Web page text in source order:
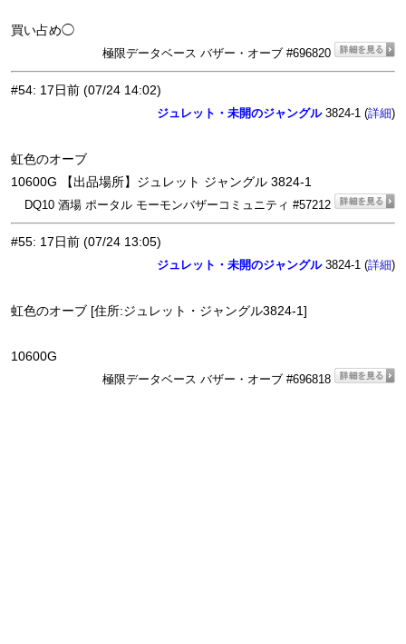
買い占め◯
極限データベース バザー・オーブ #696820
#54: 17日前 (07/24 14:02)
ジュレット・未開のジャングル3824-1 (詳細)
虹色のオーブ
10600G 【出品場所】ジュレット ジャングル 3824-1
DQ10 酒場 ポータル モーモンバザーコミュニティ #57212
#55: 17日前 (07/24 13:05)
ジュレット・未開のジャングル3824-1 (詳細)
虹色のオーブ [住所:ジュレット・ジャングル3824-1]
10600G
極限データベース バザー・オーブ #696818